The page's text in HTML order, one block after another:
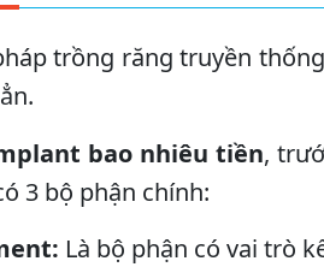
trồng răng truyền
bao nhiêu tiền,
3 bộ phận chính:
Là bộ phận có vai trò